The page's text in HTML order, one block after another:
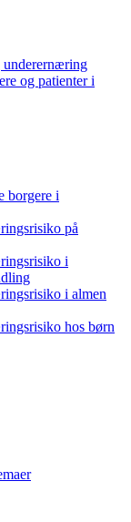
og patienter i
borgere i
på
i
i almen
hos børn